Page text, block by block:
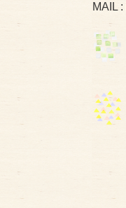
MAIL :